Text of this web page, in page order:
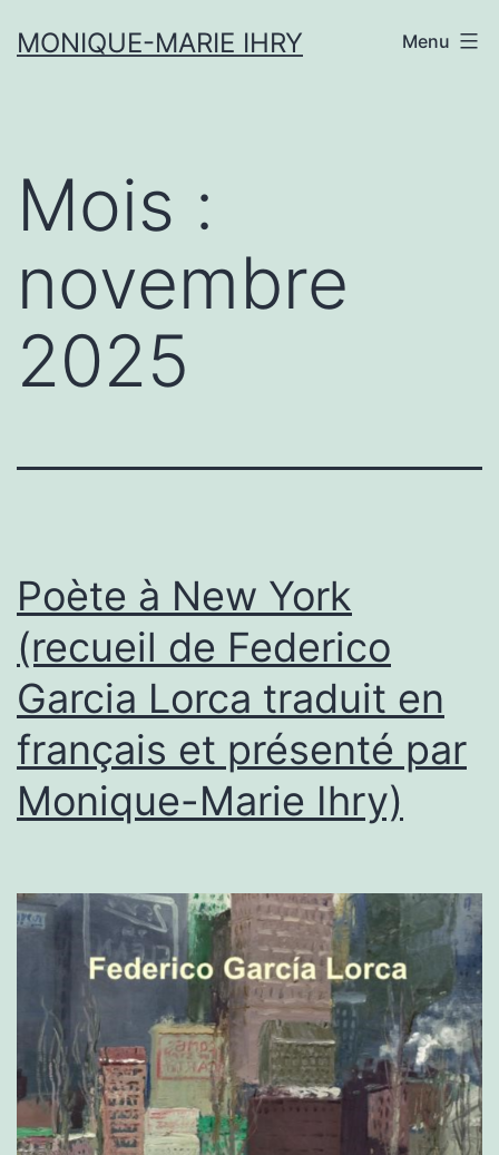
auMONIQUE-MARIE IHRY Menu
Mois :
novembre
2025
Poète à New York
(recueil de Federico
Garcia Lorca traduit en
français et présenté par
Monique-Marie Ihry)